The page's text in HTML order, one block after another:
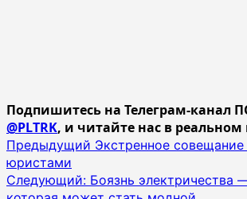
Подпишитесь на Телеграм-канал
@PLTRK, и читайте нас в
Навигация
записи
Предыдущий Экстренное
юристами
Следующий: Боязнь электричества